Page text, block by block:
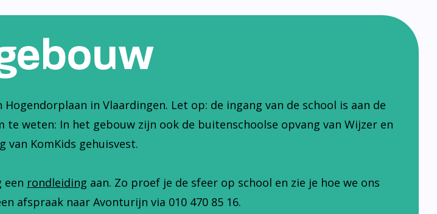
in Vlaardingen. Let op: de ingang van de school is aan de
weten: In het gebouw zijn ook de buitenschoolse opvang van Wijzer en
van KomKids gehuisvest.
een rondleiding aan. Zo proef je de sfeer op school en zie je hoe we ons
afspraak naar Avonturijn via 010 470 85 16.